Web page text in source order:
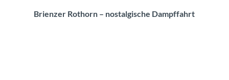
Brienzer Rothorn – nostalgische Dampffahrt